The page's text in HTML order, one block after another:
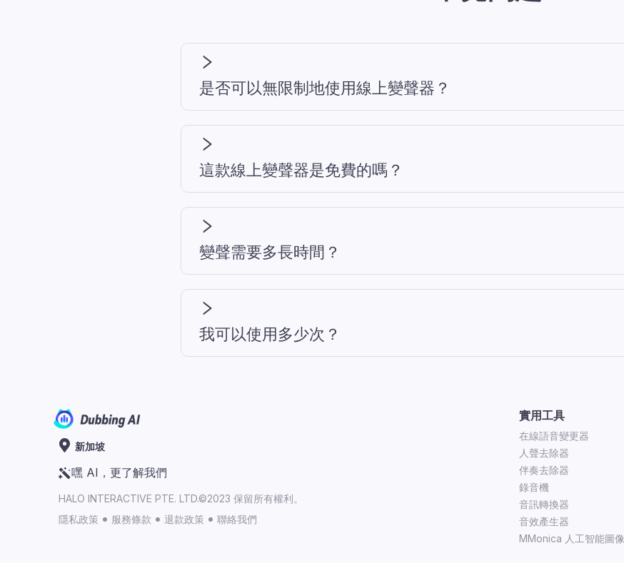
是否可以無限制地使用線上變聲器？
這款線上變聲器是免費的嗎？
變聲需要多長時間？
我可以使用多少次？
新加坡
嘿 AI，更了解我們
HALO INTERACTIVE PTE. LTD.©2023 保留所有權利。
隱私政策
服務條款 退款政策 聯絡我們
實用工具
在線語音變更器
人聲去除器
伴奏去除器
錄音機
音訊轉換器
音效產生器
MMonica 人工智能圖像